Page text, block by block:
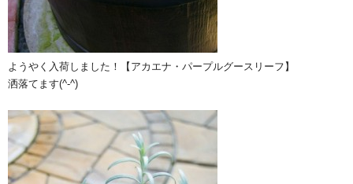
ようやく入荷しました！【アカエナ・パープルグースリーフ】
洒落てます(^-^)